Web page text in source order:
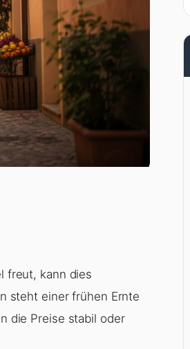
freut, kann dies
steht einer frühen Ernte
die Preise stabil oder